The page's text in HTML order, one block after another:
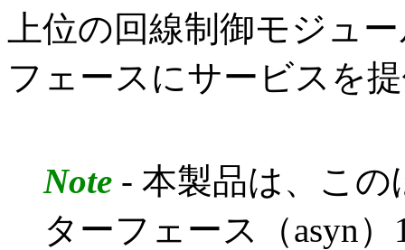
上位の回線制御モジュ
フェースにサービスを
Note - 本製品は、こ
ターフェース（asyn